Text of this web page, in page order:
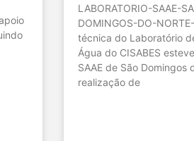
LABORATORIO-SAAE-
DOMINGOS-DO-
técnica do Laboratório
Água do CISABES
SAAE de São Domingos
realização de